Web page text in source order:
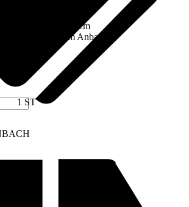
53.0 x 53.0 x 53.0 cm
Zum Stellen, Zum Anbauen
1 ST